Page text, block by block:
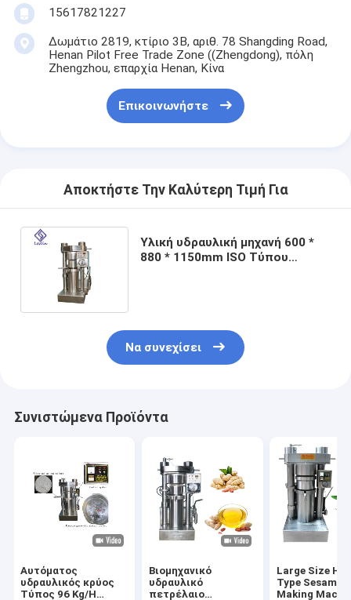
15617821227
Δωμάτιο 2819, κτίριο 3Β, αριθ. 78 Shangding Road,
Henan Pilot Free Trade Zone ((Zhengdong), πόλη
Zhengzhou, επαρχία Henan, Κίνα
Επικοινωνήστε
Αποκτήστε Την Καλύτερη Τιμή Για
Υλική υδραυλική μηχανή 600 *
880 * 1150mm ISO Τύπου
Να συνεχίσει
Συνιστώμενα Προϊόντα
Αυτόματος
υδραυλικός κρύος
Τύπος 96 Kg/H
Βιομηχανικό
υδραυλικό
πετρέλαιο
Large Size
Type Sesame
Making